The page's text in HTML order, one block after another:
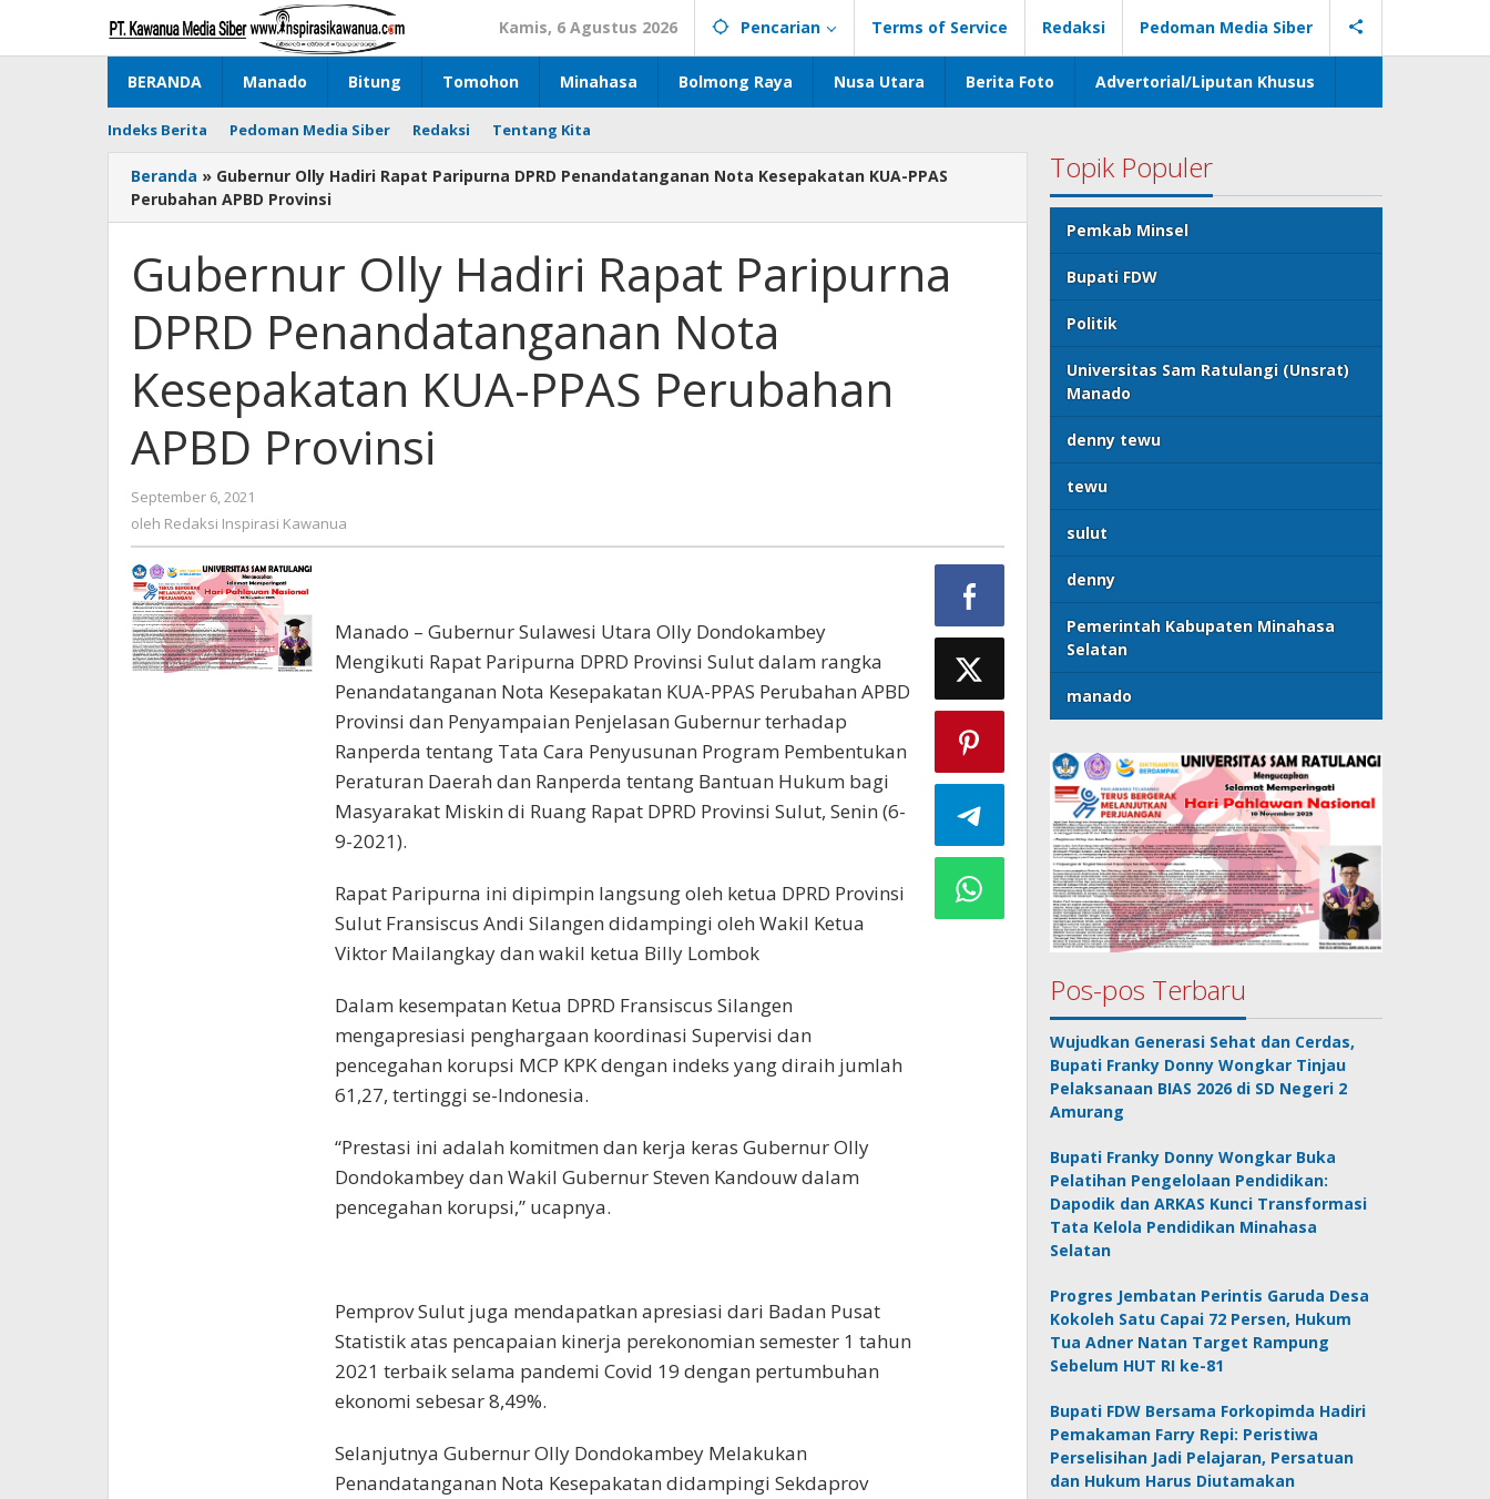
konten
Kamis, 6 Agustus 2026 Pencarian Terms of Service Redaksi Pedoman Media Siber
BERANDA Manado Bitung Tomohon Minahasa Bolmong Raya Nusa Utara Berita Foto Advertorial/Liputan Khusus
Indeks Berita Pedoman Media Siber Redaksi Tentang Kita
Beranda » Gubernur Olly Hadiri Rapat Paripurna DPRD Penandatanganan Nota Kesepakatan KUA-PPAS
Perubahan APBD Provinsi
Gubernur Olly Hadiri Rapat Paripurna
DPRD Penandatanganan Nota
Kesepakatan KUA-PPAS Perubahan
APBD Provinsi
September 6, 2021
Redaksi
oleh Redaksi Inspirasi Kawanua
Manado – Gubernur Sulawesi Utara Olly Dondokambey
Mengikuti Rapat Paripurna DPRD Provinsi Sulut dalam rangka
Penandatanganan Nota Kesepakatan KUA-PPAS Perubahan APBD
Provinsi dan Penyampaian Penjelasan Gubernur terhadap
Ranperda tentang Tata Cara Penyusunan Program Pembentukan
Peraturan Daerah dan Ranperda tentang Bantuan Hukum bagi
Masyarakat Miskin di Ruang Rapat DPRD Provinsi Sulut, Senin (6-
9-2021).
Rapat Paripurna ini dipimpin langsung oleh ketua DPRD Provinsi
Sulut Fransiscus Andi Silangen didampingi oleh Wakil Ketua
Viktor Mailangkay dan wakil ketua Billy Lombok
Dalam kesempatan Ketua DPRD Fransiscus Silangen
mengapresiasi penghargaan koordinasi Supervisi dan
pencegahan korupsi MCP KPK dengan indeks yang diraih jumlah
61,27, tertinggi se-Indonesia.
“Prestasi ini adalah komitmen dan kerja keras Gubernur Olly
Dondokambey dan Wakil Gubernur Steven Kandouw dalam
pencegahan korupsi,” ucapnya.
Pemprov Sulut juga mendapatkan apresiasi dari Badan Pusat
Statistik atas pencapaian kinerja perekonomian semester 1 tahun
2021 terbaik selama pandemi Covid 19 dengan pertumbuhan
ekonomi sebesar 8,49%.
Selanjutnya Gubernur Olly Dondokambey Melakukan
Penandatanganan Nota Kesepakatan didampingi Sekdaprov
Topik Populer
Pemkab Minsel
Bupati FDW
Politik
Universitas Sam Ratulangi (Unsrat)
Manado
denny tewu
tewu
sulut
denny
Pemerintah Kabupaten Minahasa
Selatan
manado
Pos-pos Terbaru
Wujudkan Generasi Sehat dan Cerdas,
Bupati Franky Donny Wongkar Tinjau
Pelaksanaan BIAS 2026 di SD Negeri 2
Amurang
Bupati Franky Donny Wongkar Buka
Pelatihan Pengelolaan Pendidikan:
Dapodik dan ARKAS Kunci Transformasi
Tata Kelola Pendidikan Minahasa
Selatan
Progres Jembatan Perintis Garuda Desa
Kokoleh Satu Capai 72 Persen, Hukum
Tua Adner Natan Target Rampung
Sebelum HUT RI ke-81
Bupati FDW Bersama Forkopimda Hadiri
Pemakaman Farry Repi: Peristiwa
Perselisihan Jadi Pelajaran, Persatuan
dan Hukum Harus Diutamakan